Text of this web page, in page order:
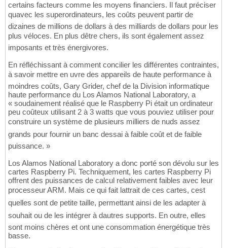
certains facteurs comme les moyens financiers. Il faut préciser
quavec les superordinateurs, les coûts peuvent partir de
dizaines de millions de dollars à des milliards de dollars pour les
plus véloces. En plus dêtre chers, ils sont également assez
imposants et très énergivores.
En réfléchissant à comment concilier les différentes contraintes,
à savoir mettre en uvre des appareils de haute performance à
moindres coûts, Gary Grider, chef de la Division informatique
haute performance du Los Alamos National Laboratory, a
« soudainement réalisé que le Raspberry Pi était un ordinateur
peu coûteux utilisant 2 à 3 watts que vous pouviez utiliser pour
construire un système de plusieurs milliers de nuds assez
grands pour fournir un banc dessai à faible coût et de faible
puissance. »
Los Alamos National Laboratory a donc porté son dévolu sur les
cartes Raspberry Pi. Techniquement, les cartes Raspberry Pi
offrent des puissances de calcul relativement faibles avec leur
processeur ARM. Mais ce qui fait lattrait de ces cartes, cest
quelles sont de petite taille, permettant ainsi de les adapter à
souhait ou de les intégrer à dautres supports. En outre, elles
sont moins chères et ont une consommation énergétique très
basse.